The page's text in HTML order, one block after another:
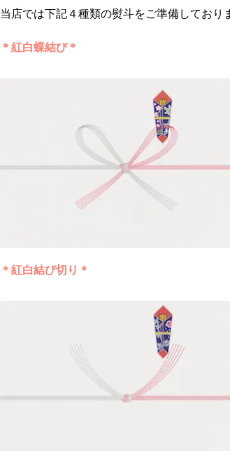
当店では下記４種類の熨斗をご準備しており
＊紅白蝶結び＊
＊紅白結び切り＊